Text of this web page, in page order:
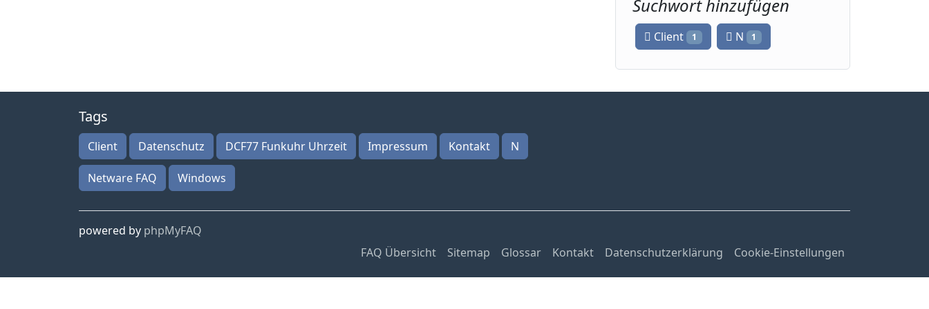
Suchwort hinzufügen
Client 1 N 1
Tags
Client Datenschutz DCF77 Funkuhr Uhrzeit Impressum Kontakt N
Netware FAQ Windows
powered by phpMyFAQ
FAQ Übersicht
Sitemap Glossar Kontakt Datenschutzerklärung Cookie-Einstellungen